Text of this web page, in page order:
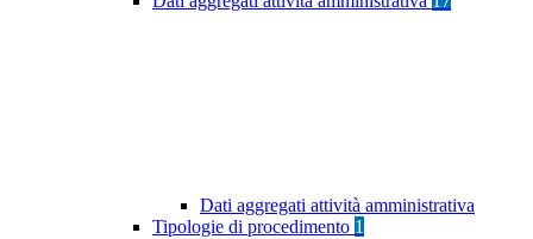
Dati aggregati attività amministrativa
Tipologie di procedimento 1